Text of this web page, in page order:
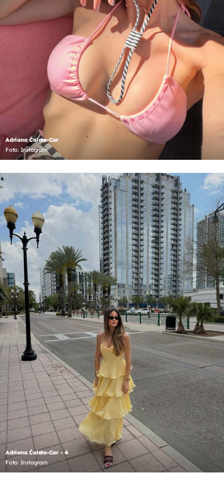
Adriana Ćaleta-Car
Foto: Instagram
Adriana Ćaleta-Car - 4
Foto: Instagram